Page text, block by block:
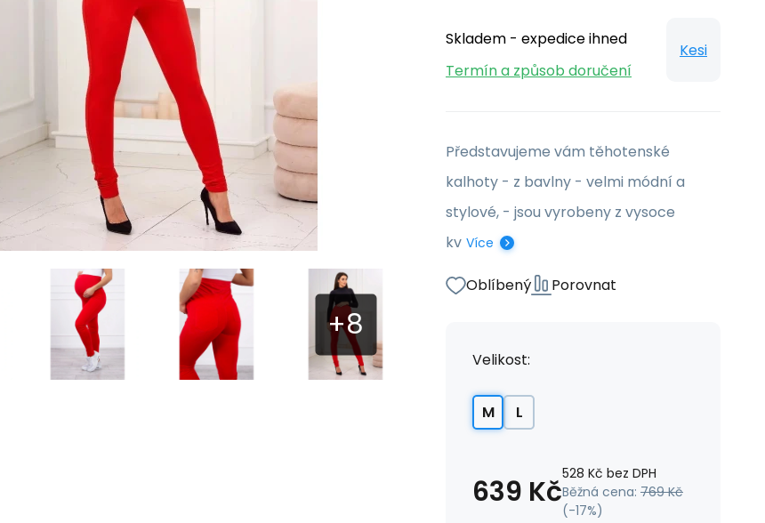
Skladem - expedice ihned
Termín a způsob doručení
Kesi
Představujeme vám těhotenské
kalhoty - z bavlny - velmi módní a
stylové, - jsou vyrobeny z vysoce
kv Více
Oblíbený Porovnat
Velikost:
M L
639 Kč528 Kč bez DPH
Běžná cena: 769 Kč
(-17%)